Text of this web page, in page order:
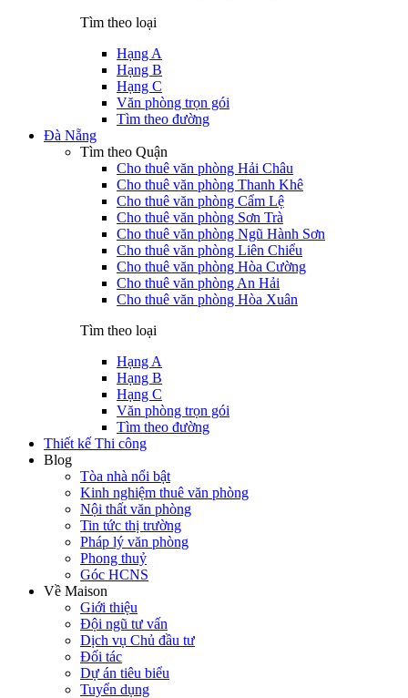
Tìm theo loại
Hạng A
Hạng B
Hạng C
Văn phòng trọn gói
Tìm theo đường
Đà Nẵng
Tìm theo Quận
Cho thuê văn phòng Hải Châu
Cho thuê văn phòng Thanh Khê
Cho thuê văn phòng Cẩm Lệ
Cho thuê văn phòng Sơn Trà
Cho thuê văn phòng Ngũ Hành Sơn
Cho thuê văn phòng Liên Chiểu
Cho thuê văn phòng Hòa Cường
Cho thuê văn phòng An Hải
Cho thuê văn phòng Hòa Xuân
Tìm theo loại
Hạng A
Hạng B
Hạng C
Văn phòng trọn gói
Tìm theo đường
Thiết kế Thi công
Blog
Tòa nhà nổi bật
Kinh nghiệm thuê văn phòng
Nội thất văn phòng
Tin tức thị trường
Pháp lý văn phòng
Phong thuỷ
Góc HCNS
Về Maison
Giới thiệu
Đội ngũ tư vấn
Dịch vụ Chủ đầu tư
Đối tác
Dự án tiêu biểu
Tuyển dụng